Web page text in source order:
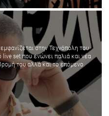
στην Τεχνόπολη του
set που ενώνει παλιά και νέα
του αλλά και το επόμενο